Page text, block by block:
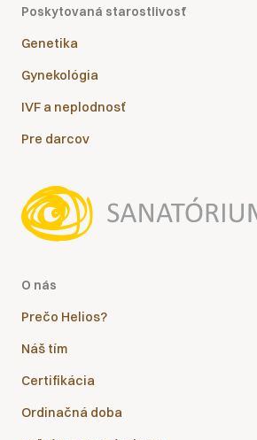
Poskytovaná starostlivosť
Genetika
Gynekológia
IVF a neplodnosť
Pre darcov
O nás
Prečo Helios?
Náš tím
Certifikácia
Ordinačná doba